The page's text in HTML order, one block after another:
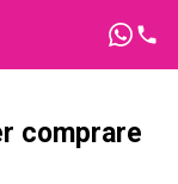
comprare